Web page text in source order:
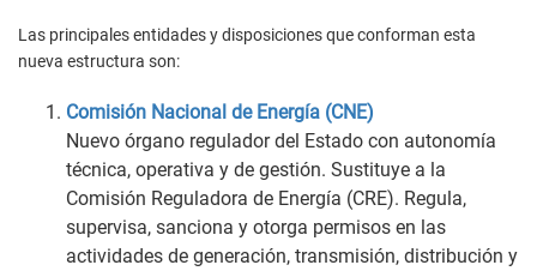
Las principales entidades y disposiciones que conforman esta
nueva estructura son:
Comisión Nacional de Energía (CNE)
Nuevo órgano regulador del Estado con autonomía
técnica, operativa y de gestión. Sustituye a la
Comisión Reguladora de Energía (CRE). Regula,
supervisa, sanciona y otorga permisos en las
actividades de generación, transmisión, distribución y